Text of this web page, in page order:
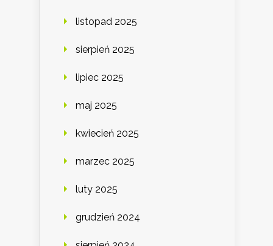
listopad 2025
sierpień 2025
lipiec 2025
maj 2025
kwiecień 2025
marzec 2025
luty 2025
grudzień 2024